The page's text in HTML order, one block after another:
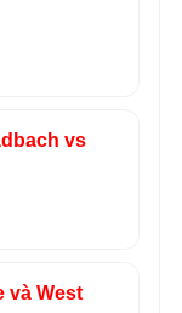
vs
và West